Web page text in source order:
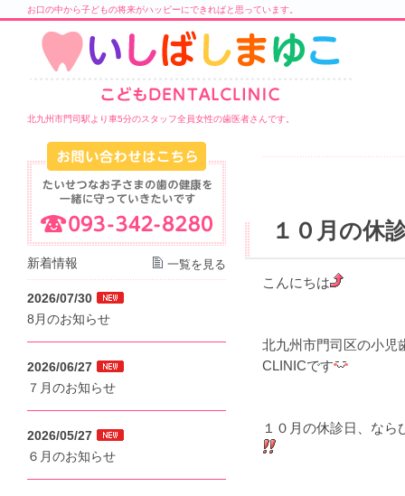
お口の中から子どもの将来がハッピーにできればと思っています。
北九州市門司駅より車5分のスタッフ全員女性の歯医者さんです。
１０月の休
こんにちは
北九州市門司区の小児
CLINICです
１０月の休診日、な
新着情報 一覧を見る
2026/07/30
8月のお知らせ
2026/06/27
７月のお知らせ
2026/05/27
６月のお知らせ